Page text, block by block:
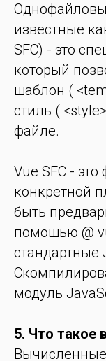
известные
SFC) - это
который
шаблон (
стиль (
файле.
Vue SFC -
конкретной
быть
помощью @
стандартные
модуль
5. Что такое
Вычисленные